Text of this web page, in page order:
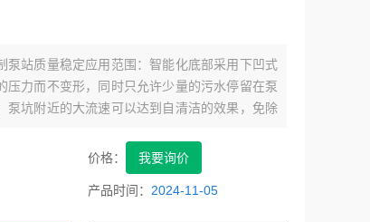
泵站质量稳定应用范围：智能化底部采用下凹式
压力而不变形，同时只允许少量的污水停留在泵
泵坑附近的大流速可以达到自清洁的效果，免除
价格： 我要询价
产品时间： 2024-11-05